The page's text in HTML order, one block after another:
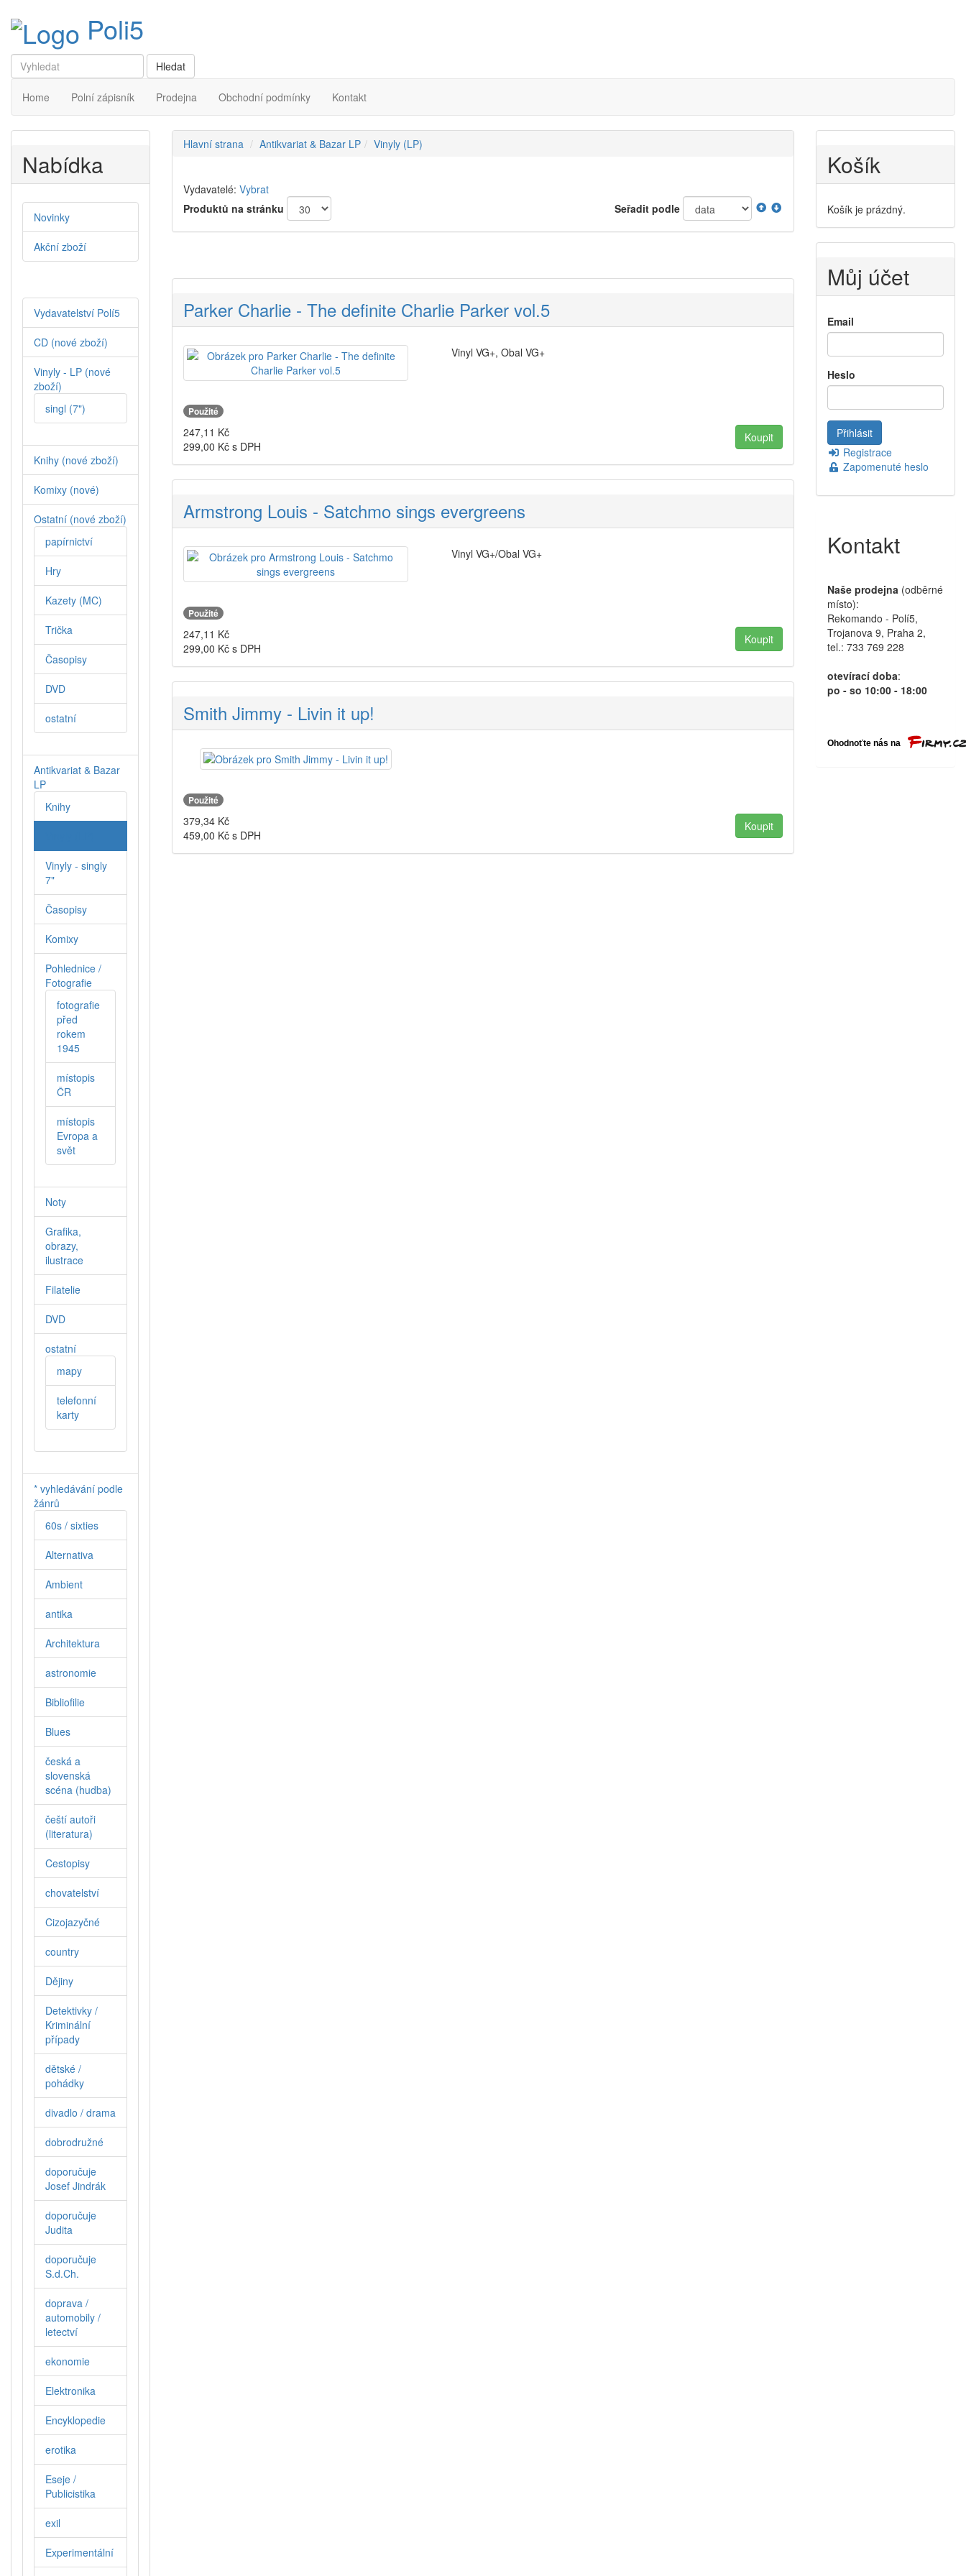
Poli5
Home Polní zápisník Prodejna Obchodní podmínky Kontakt
Hlavní strana Antikvariat & Bazar LP Vinyly (LP)
Vydavatelé: Vybrat
Produktů na stránku
Seřadit podle
Parker Charlie - The definite Charlie Parker vol.5
Vinyl VG+, Obal VG+
Použité
247,11 Kč
299,00 Kč s DPH
Armstrong Louis - Satchmo sings evergreens
Vinyl VG+/Obal VG+
Použité
247,11 Kč
299,00 Kč s DPH
Smith Jimmy - Livin it up!
Použité
379,34 Kč
459,00 Kč s DPH
Nabídka
Novinky
Akční zboží
Vydavatelství Polí5
CD (nové zboží)
Vinyly - LP (nové
zboží)
singl (7")
Knihy (nové zboží)
Komixy (nové)
Ostatní (nové zboží)
papírnictví
Hry
Kazety (MC)
Trička
Časopisy
DVD
ostatní
Antikvariat & Bazar
LP
Knihy
Vinyly - singly
7"
Časopisy
Komixy
Pohlednice /
Fotografie
fotografie
před
rokem
1945
místopis
ČR
místopis
Evropa a
svět
Noty
Grafika,
obrazy,
ilustrace
Filatelie
DVD
ostatní
mapy
telefonní
karty
* vyhledávání podle
žánrů
60s / sixties
Alternativa
Ambient
antika
Architektura
astronomie
Bibliofilie
Blues
česká a
slovenská
scéna (hudba)
čeští autoři
(literatura)
Cestopisy
chovatelství
Cizojazyčné
country
Dějiny
Detektivky /
Kriminální
případy
dětské /
pohádky
divadlo / drama
dobrodružné
doporučuje
Josef Jindrák
doporučuje
Judita
doporučuje
S.d.Ch.
doprava /
automobily /
letectví
ekonomie
Elektronika
Encyklopedie
erotika
Eseje /
Publicistika
exil
Experimentální
Košík
Košík je prázdný.
Můj účet
Email
Heslo
Registrace
Zapomenuté heslo
Kontakt
Naše prodejna (odběrné
místo):
Rekomando - Polí5,
Trojanova 9, Praha 2,
tel.: 733 769 228
otevírací doba:
po - so 10:00 - 18:00